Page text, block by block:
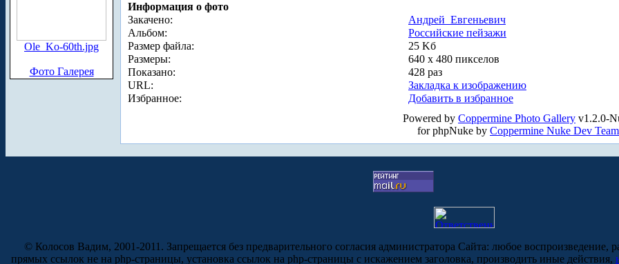
Ole_Ko-60th.jpg
Фото Галерея
Информация о фото
Закачено:
Андрей_Евгеньевич
Альбом:
Российские пейзажи
Размер файла:
25 Kб
Размеры:
640 x 480 пикселов
Показано:
428 раз
URL:
Закладка к изображению
Избранное:
Добавить в избранное
Powered by Coppermine Photo Gallery v1.2.0-
for phpNuke by Coppermine Nuke Dev Team
© Колосов Вадим, 2001-2011. Запрещается без предварительного согласия администратора Сайта: любое воспроизведение,
прямых ссылок не на php-страницы, установка ссылок на php-страницы с искажением заголовка, производить иные действия,